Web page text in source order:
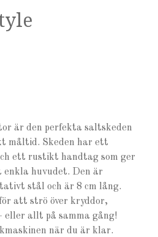
är den perfekta saltskeden
måltid. Skeden har ett
ett rustikt handtag som ger
huvudet. Den är
stål och är 8 cm lång.
att strö över kryddor,
allt på samma gång!
när du är klar.